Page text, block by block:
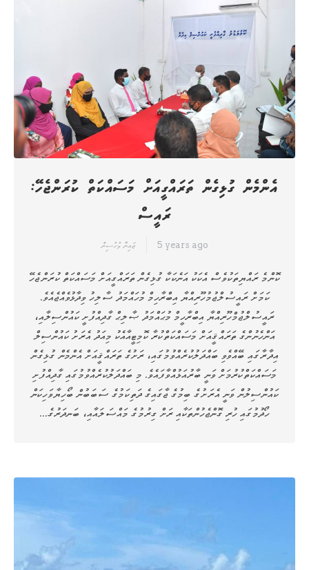
އެންމެން ގުޅިގެން ތަރައްގީއަށް މަސައްކަތް ކުރަންޖެހޭ:
ރައީސް
ޒައިނާ މުހުސިން 5 years ago
ކޮންމެ ރައްޔިތަކުވެސް އެކަކު އަނެކަކާ ގުޅިގެން ތަރައްގީއަށް މަސައްކަތް ކުރަންޖެހޭ
ކަމަށް ރައީސުލްޖުމުހޫރިއްޔާ އިބްރާހިމް މުހައްމަދު ސާލިހު ވިދާޅުވެއްޖެއެވެ.
ރައީސުލްޖުމްހޫރިއްޔާ އިބްރާހީމް މުޙައްމަދު ޞާލިޙް ގާދިއްފުށީ ކައުންސިލާއި،
އަންހެނުންގެ ތަރައްޤީއަށް މަސައްކަތްކުރާ ކޮމިޓީއާއެކު މިއަދު އެރަށު ކައުންސިލް
އިދާރާގައި ބޭއްވެވި ބައްދަލުކުރެއްވުމުގައި، ރަށުގެ ތަރައްޤީއަށް އެންމެން ގުޅިގެން
މަސައްކަތްކުރުމަށް ވަނީ ބާރުއަޅުއްވާފައެވެ. މި ބައްދަލުކުރެއްވުމުގައި ގާދިއްފުށި
ކައުންސިލުން ވަނީ އެރަށުގެ ބިމުގެ ޖާގައިގެ ދަތިކަމުގެ ސަބަބުން ބޯހިޔާވަހިކަން
ހޯދުމުގައި ހުރި ގޮންޖެހުންތަކާއި ރަށް ގިރުމުގެ މައްސަލައާއި، ބަނދަރުގެ…